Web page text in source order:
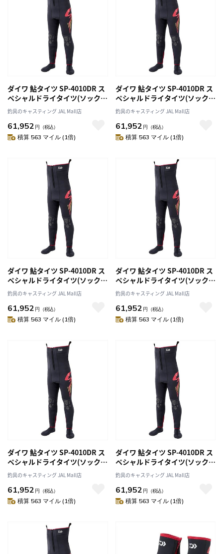
ダイワ 鮎タイツ SP-4010DR ス
ペシャルドライタイツ(ソックス
先丸) ブラック 3LA
釣具のキャスティング JAL Mall店
61,952 円 （税込）
積算 563 マイル (1倍)
ダイワ 鮎タイツ SP-4010DR ス
ペシャルドライタイツ(ソックス
先丸) ブラック SB
釣具のキャスティング JAL Mall店
61,952 円 （税込）
積算 563 マイル (1倍)
ダイワ 鮎タイツ SP-4010DR ス
ペシャルドライタイツ(ソックス
先丸) ブラック MB
釣具のキャスティング JAL Mall店
61,952 円 （税込）
積算 563 マイル (1倍)
ダイワ 鮎タイツ SP-4010DR ス
ペシャルドライタイツ(ソックス
先丸) ブラック LB
釣具のキャスティング JAL Mall店
61,952 円 （税込）
積算 563 マイル (1倍)
ダイワ 鮎タイツ SP-4010DR ス
ペシャルドライタイツ(ソックス
先丸) ブラック LLB
釣具のキャスティング JAL Mall店
61,952 円 （税込）
積算 563 マイル (1倍)
ダイワ 鮎タイツ SP-4010DR ス
ペシャルドライタイツ(ソックス
先丸) ブラック 3LB
釣具のキャスティング JAL Mall店
61,952 円 （税込）
積算 563 マイル (1倍)